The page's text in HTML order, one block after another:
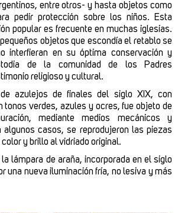
entre otros- y hasta objetos como
pedir protección sobre los niños. Esta
popular es frecuente en muchas iglesias.
objetos que escondía el retablo se
interfieran en su óptima conservación y
de la comunidad de los Padres
religioso y cultural.
azulejos de finales del siglo XIX, con
tonos verdes, azules y ocres, fue objeto de
mediante medios mecánicos y
algunos casos, se reprodujeron las piezas
y brillo al vidriado original.
lámpara de araña, incorporada en el siglo
una nueva iluminación fría, no lesiva y más